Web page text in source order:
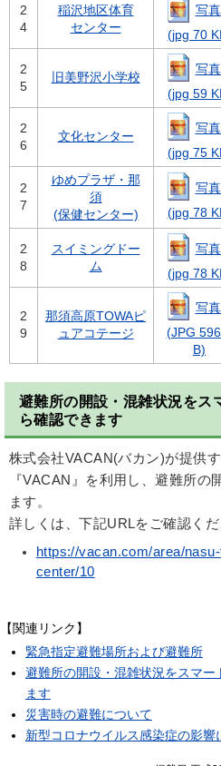
2
4
稲沢地区体育
センター
写
(jpg 70
2
5
旧美野沢小学校
写
(jpg 59
2
6
文化センター
写
(jpg 75
2
7
ゆめプラザ・那
須
(保健センター)
写
(jpg 78
2
8
スイミングドー
ム
写
(jpg 78
2
9
那須高原TOWAピ
ュアコテージ
写
(JPG
B)
避難所の開設・混雑状況をス
ら確認できます
株式会社VACAN(バカン)が提供
『VACAN』を利用し、避難所の
ます。
詳しくは、下記URLをご確認くだ
https://vacan.com/area/
center/10
【関連リンク】
緊急指定避難場所および避難所
避難所の開設・混雑状況をスマー
ます
災害時の避難について
新型コロナウイルス感染症の影